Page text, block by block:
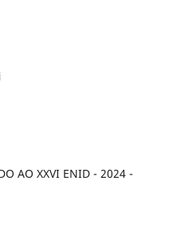
AO XXVI ENID - 2024 -